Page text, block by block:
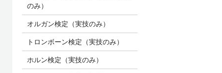
のみ）
オルガン検定（実技のみ）
トロンボーン検定（実技のみ）
ホルン検定（実技のみ）